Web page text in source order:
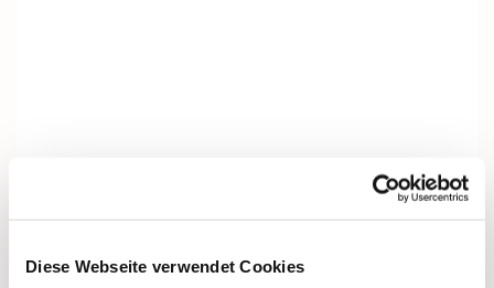
Diese Webseite verwendet Cookies